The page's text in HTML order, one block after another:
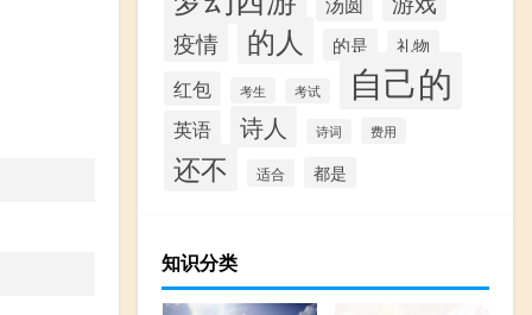
疫情
的人 的是 礼物
红包 考生 考试 自己的
英语 诗人 诗词 费用
还不 适合 都是
知识分类